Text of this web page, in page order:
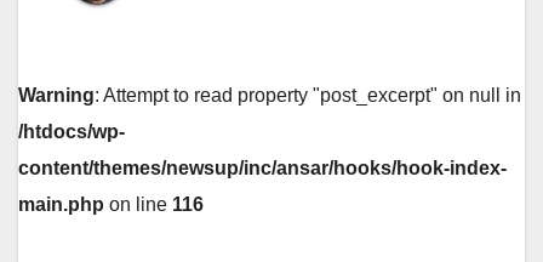
Warning: Attempt to read property "post_excerpt" on null in
/htdocs/wp-
content/themes/newsup/inc/ansar/hooks/hook-index-
main.php on line 116